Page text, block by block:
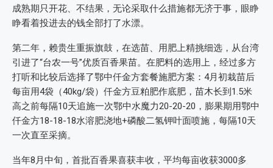
成熟期只开花、不结果，无论采取什么措施都无济于事，眼睁
睁看着投进去的钱全部打了水漂。
第二年，赖贵生重振旗鼓，在选苗、用肥上精挑细选，从台湾
引进了“台农一号”优质百香果苗。在肥料的选用上，经过多方
打听和比较后选择了鄂中仟金方套餐施肥方案：4月初栽苗后
每亩用4袋（40kg/袋）仟金方豆粕肥作底肥，苗木长到1.5米
高之前每隔10天追施一次鄂中水魔力20-20-20，膨果期用鄂中
仟金方18-18-18水溶肥浇地+磷酸二氢钾叶面喷施，每隔10天
一次直至采摘。
当年8月中旬，首批百香果喜获丰收，平均每亩收获3000多